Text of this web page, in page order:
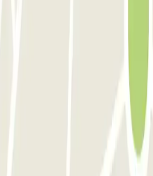
acceso y con las plazas muy